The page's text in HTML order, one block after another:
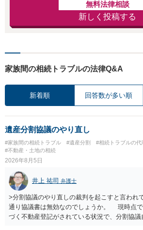
無料法律相談
新しく投稿する
家族間の相続トラブルの法律Q&A
新着順 回答数が多い順
遺産分割協議のやり直し
#家族間の相続トラブル #遺産分割
#相続トラブルの代
#不動産・土地の相続
2026年8月5日
井上 祐司 弁護士
>分割協議のやり直しの裁判を起こすと言われ
通り協議書は無効なのでしょうか。 現時点
づく不動産登記がされている状況で、分割協